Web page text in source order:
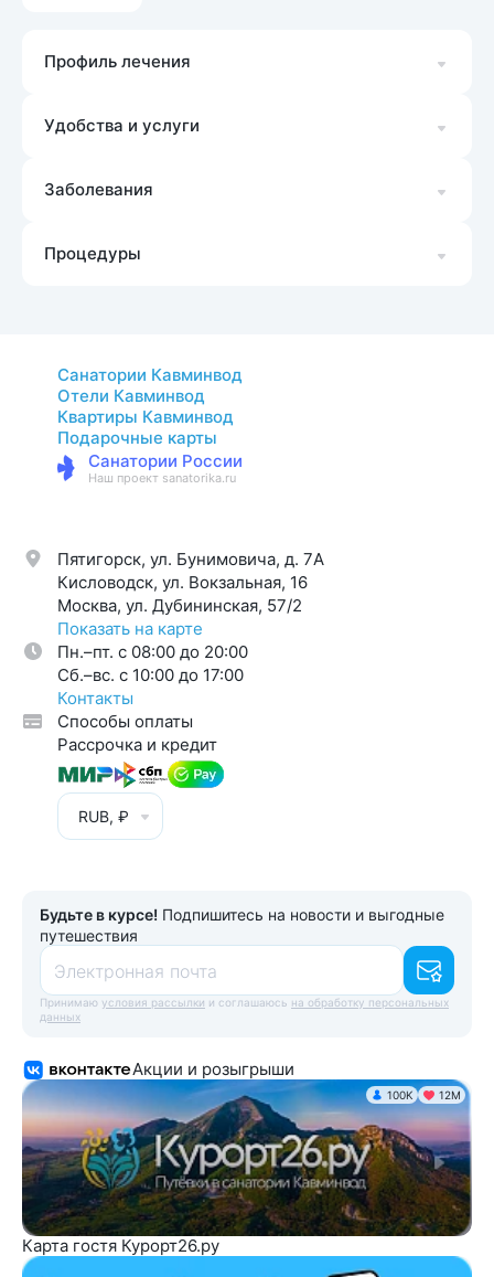
Профиль лечения
Удобства и услуги
Заболевания
Процедуры
Санатории Кавминвод
Отели Кавминвод
Квартиры Кавминвод
Подарочные карты
Санатории России
Наш проект sanatorika.ru
Пятигорск, ул. Бунимовича, д. 7A
Кисловодск, ул. Вокзальная, 16
Москва, ул. Дубининская, 57/2
Показать на карте
Пн.–пт. с 08:00 до 20:00
Cб.–вс. с 10:00 до 17:00
Контакты
Способы оплаты
Рассрочка и кредит
RUB, ₽
Будьте в курсе! Подпишитесь на новости и выгодные
путешествия
Электронная почта
Принимаю условия рассылки и соглашаюсь на обработку персональных
данных
Акции и розыгрыши
100K 12М
Карта гостя Курорт26.ру